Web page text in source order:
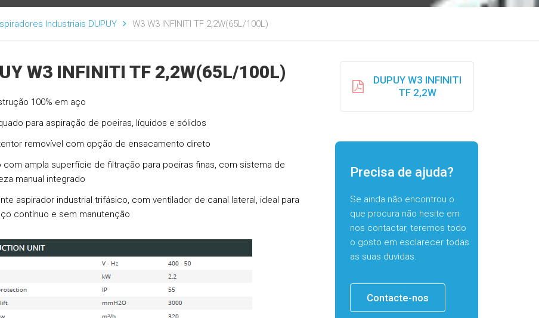
Industriais DUPUY W3 W3 INFINITI TF 2,2W(65L/100L)
W3 INFINITI TF 2,2W(65L/100L)
100% em aço
para aspiração de poeiras, líquidos e sólidos
removível com opção de ensacamento direto
com ampla superfície de filtração para poeiras finas, com sistema de
manual integrado
aspirador industrial trifásico, com ventilador de canal lateral, ideal para
contínuo e sem manutenção
DUPUY W3 INFINITI
TF 2,2W
Precisa de ajuda?
Se ainda não encontrou o
que procura não hesite em
nos contactar, teremos todo
o gosto em esclarecer todas
as suas duvidas.
Contacte-nos